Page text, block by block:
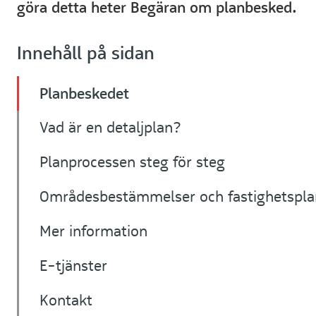
göra detta heter Begäran om planbesked.
Innehåll på sidan
Planbeskedet
Vad är en detaljplan?
Planprocessen steg för steg
Områdesbestämmelser och
Mer information
E-tjänster
Kontakt